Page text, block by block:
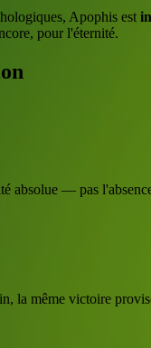
Apophis est
pour l'éternité.
absolue — pas
la même victoire